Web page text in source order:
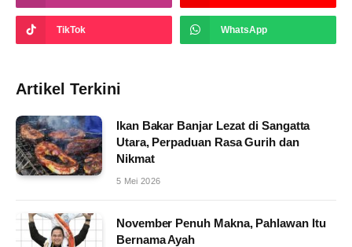
TikTok WhatsApp
Artikel Terkini
Ikan Bakar Banjar Lezat di Sangatta
Utara, Perpaduan Rasa Gurih dan
Nikmat
5 Mei 2026
November Penuh Makna, Pahlawan Itu
Bernama Ayah